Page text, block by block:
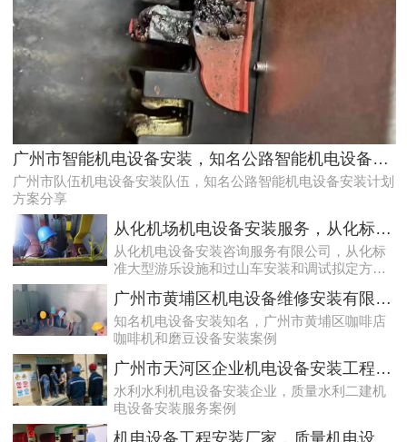
天河配电房预防性试验运行维护案例
广州市智能机电设备安装，知名公路智能机电设备安装计划方案分享
广州市队伍机电设备安装队伍，知名公路智能机电设备安装计划
方案分享
从化机场机电设备安装服务，从化标准大型游乐设施和过山车安装和调试拟定方案分享
从化机电设备安装咨询服务有限公司，从化标
准大型游乐设施和过山车安装和调试拟定方案
广州市黄埔区机电设备维修安装有限公司，广州市黄埔区咖啡店咖啡机和磨豆设备安装案例
知名机电设备安装知名，广州市黄埔区咖啡店
咖啡机和磨豆设备安装案例
广州市天河区企业机电设备安装工程，质量水利二建机电设备安装服务案例
水利水利机电设备安装企业，质量水利二建机
电设备安装服务案例